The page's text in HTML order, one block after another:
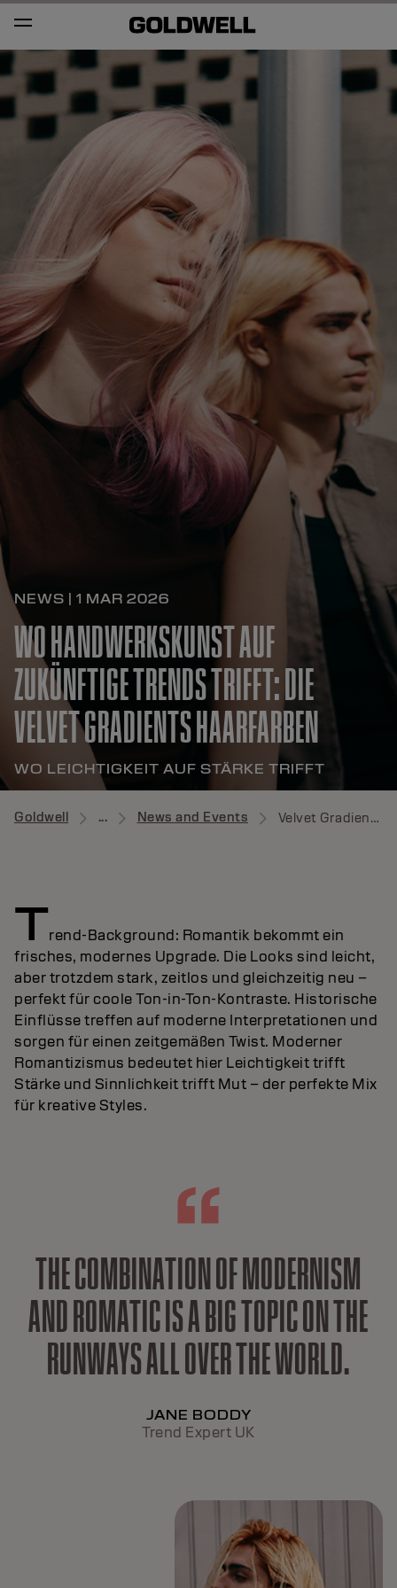
NEWS | 1 MAR 2026
WO HANDWERKSKUNST AUF
ZUKÜNFTIGE TRENDS TRIFFT: DIE
VELVET GRADIENTS HAARFARBEN
WO LEICHTIGKEIT AUF STÄRKE TRIFFT
Goldwell ... News and Events Velvet Gradient News
Trend-Background: Romantik bekommt ein
frisches, modernes Upgrade. Die Looks sind leicht,
aber trotzdem stark, zeitlos und gleichzeitig neu –
perfekt für coole Ton-in-Ton-Kontraste. Historische
Einflüsse treffen auf moderne Interpretationen und
sorgen für einen zeitgemäßen Twist. Moderner
Romantizismus bedeutet hier Leichtigkeit trifft
Stärke und Sinnlichkeit trifft Mut – der perfekte Mix
für kreative Styles.
THE COMBINATION OF MODERNISM
AND ROMATIC IS A BIG TOPIC ON THE
RUNWAYS ALL OVER THE WORLD.
JANE BODDY
Trend Expert UK